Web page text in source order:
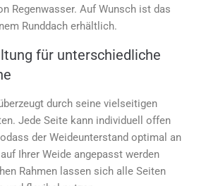
Regenwasser. Auf Wunsch ist das
Runddach erhältlich.
für unterschiedliche
durch seine vielseitigen
Jede Seite kann individuell offen
der Weideunterstand optimal an
Ihrer Weide angepasst werden
Rahmen lassen sich alle Seiten